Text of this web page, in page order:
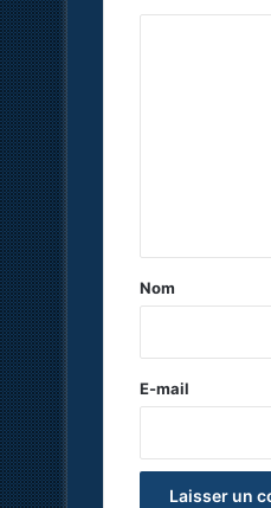
a
e
Nom
E-mail